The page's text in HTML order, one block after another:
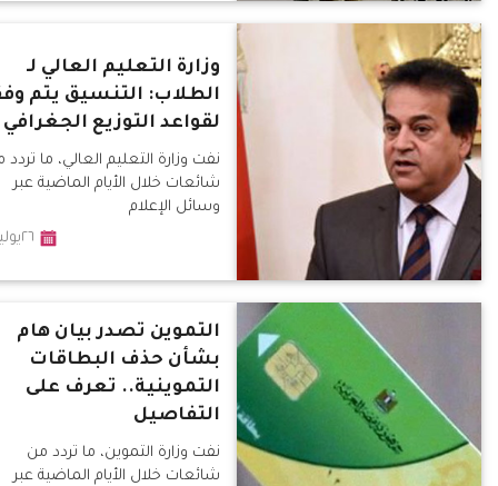
وزارة التعليم العالي لـ
الطلاب: التنسيق يتم
لقواعد التوزيع الجغرافي
نفت وزارة التعليم العالي، ما
شائعات خلال الأيام الماضية عبر
وسائل الإعلام
٢٦يوليو٢٠١٩
التموين تصدر بيان هام
بشأن حذف البطاقات
التموينية.. تعرف على
التفاصيل
نفت وزارة التموين، ما تردد من
شائعات خلال الأيام الماضية عبر